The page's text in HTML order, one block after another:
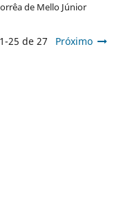
de Mello Júnior
1-25 de 27 Próximo